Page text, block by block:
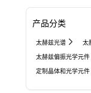
产品分类
太赫兹光谱 太
太赫兹偏振光学元件
定制晶体和光学元件